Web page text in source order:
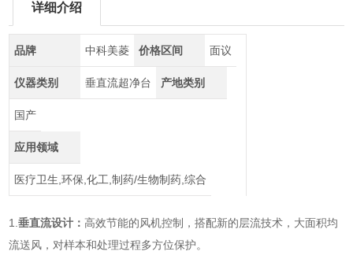
详细介绍
品牌 中科美菱 价格区间 面议
仪器类别 垂直流超净台 产地类别
国产
应用领域
医疗卫生,环保,化工,制药/生物制药,综合
1.垂直流设计：高效节能的风机控制，搭配新的层流技术，大面积均
流送风，对样本和处理过程多方位保护。